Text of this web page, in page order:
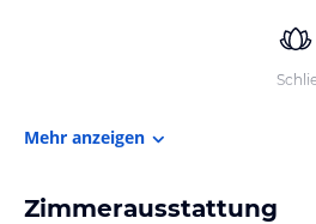
Mehr anzeigen
Zimmerausstattung